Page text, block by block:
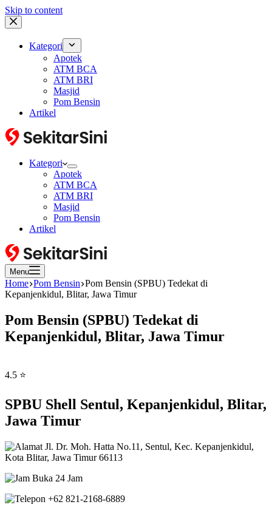
Skip to content
Kategori
Apotek
ATM BCA
ATM BRI
Masjid
Pom Bensin
Artikel
Kategori
Apotek
ATM BCA
ATM BRI
Masjid
Pom Bensin
Artikel
Menu
Home Pom Bensin Pom Bensin (SPBU) Tedekat di
Kepanjenkidul, Blitar, Jawa Timur
Pom Bensin (SPBU) Tedekat di
Kepanjenkidul, Blitar, Jawa Timur
4.5 ⭐
SPBU Shell Sentul, Kepanjenkidul, Blitar,
Jawa Timur
Jl. Dr. Moh. Hatta No.11, Sentul, Kec. Kepanjenkidul,
Kota Blitar, Jawa Timur 66113
Buka 24 Jam
+62 821-2168-6889